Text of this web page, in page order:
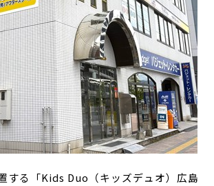
する「Kids Duo（キッズデュオ）広島